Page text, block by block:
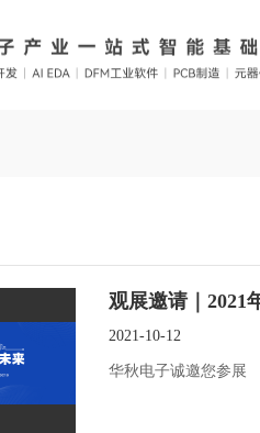
观展邀请｜2021
2021-10-12
华秋电子诚邀您参展